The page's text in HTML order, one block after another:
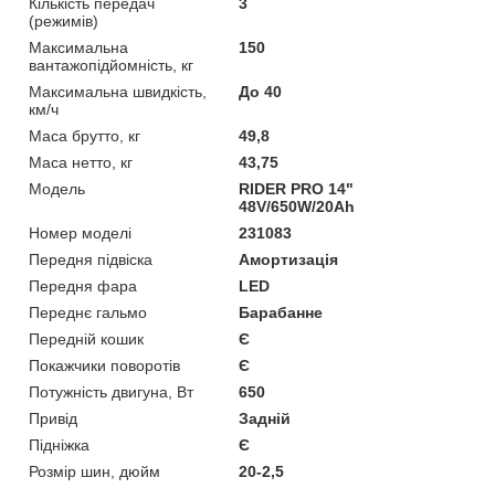
Кількість передач
(режимів)
3
Максимальна
вантажопідйомність, кг
150
Максимальна швидкість,
км/ч
До 40
Маса брутто, кг
49,8
Маса нетто, кг
43,75
Мoдель
RIDER PRO 14"
48V/650W/20Ah
Номер моделі
231083
Передня підвіска
Амортизація
Передня фара
LED
Переднє гальмо
Барабанне
Передній кошик
Є
Покажчики поворотів
Є
Потужність двигуна, Вт
650
Привід
Задній
Підніжка
Є
Розмір шин, дюйм
20-2,5